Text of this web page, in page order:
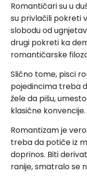
Romantičari su u
su privlačili pokreti
slobodu od
drugi pokreti ka
romantičarske
Slično tome, pisci
pojedincima treba
žele da pišu,
klasične konvencije.
Romantizam je
treba da potiče iz
doprinos. Biti
ranije, smatralo se